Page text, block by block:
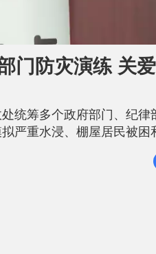
门防灾演练 关
统筹多个政府部门、纪律
严重水浸、棚屋居民被困
下市民追风逐浪可能引致
灾支援的重要角色，尽量